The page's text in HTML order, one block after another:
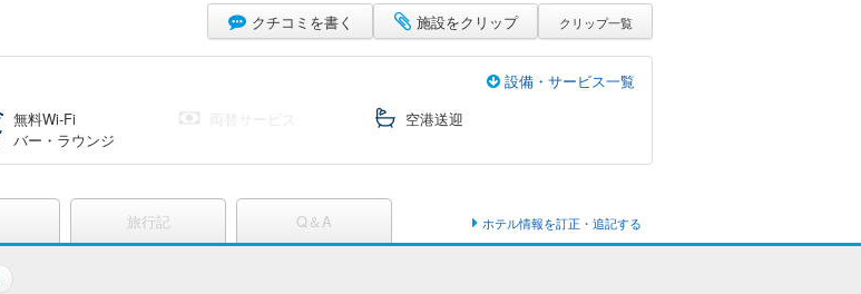
クチコミを書く 施設をクリップ クリップ一覧
設備・サービス一覧
無料Wi-Fi
空港送迎
バー・ラウンジ
旅行記 Q＆A ホテル情報を訂正・追記する